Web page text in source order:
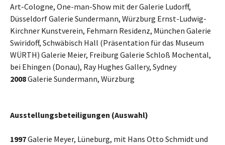
Art-Cologne, One-man-Show mit der Galerie Ludorff,
Düsseldorf Galerie Sundermann, Würzburg Ernst-Ludwig-
Kirchner Kunstverein, Fehmarn Residenz, München Galerie
Swiridoff, Schwäbisch Hall (Präsentation für das Museum
WÜRTH) Galerie Meier, Freiburg Galerie Schloß Mochental,
bei Ehingen (Donau), Ray Hughes Gallery, Sydney
2008Galerie Sundermann, Würzburg
Ausstellungsbeteiligungen (Auswahl)
1997Galerie Meyer, Lüneburg, mit Hans Otto Schmidt und